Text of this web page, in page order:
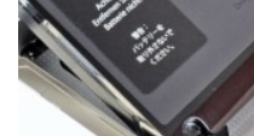
РЕМОНТ MACBOOK
Ремонт MacBook